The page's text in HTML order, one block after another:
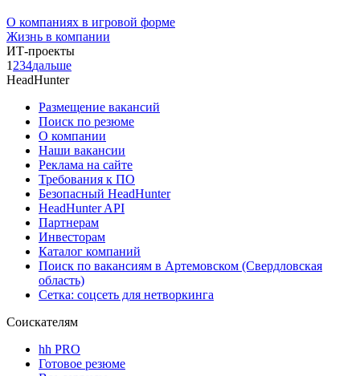
О компаниях в игровой форме
Жизнь в компании
ИТ-проекты
1 234дальше
HeadHunter
Размещение вакансий
Поиск по резюме
О компании
Наши вакансии
Реклама на сайте
Требования к ПО
Безопасный HeadHunter
HeadHunter API
Партнерам
Инвесторам
Каталог компаний
Поиск по вакансиям в Артемовском (Свердловская
область)
Сетка: соцсеть для нетворкинга
Соискателям
hh PRO
Готовое резюме